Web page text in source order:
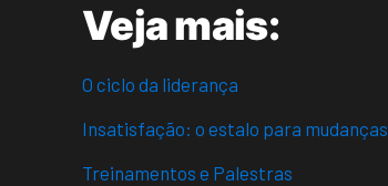
Veja mais:
O ciclo da liderança
Insatisfação: o estalo para mudanças
Treinamentos e Palestras